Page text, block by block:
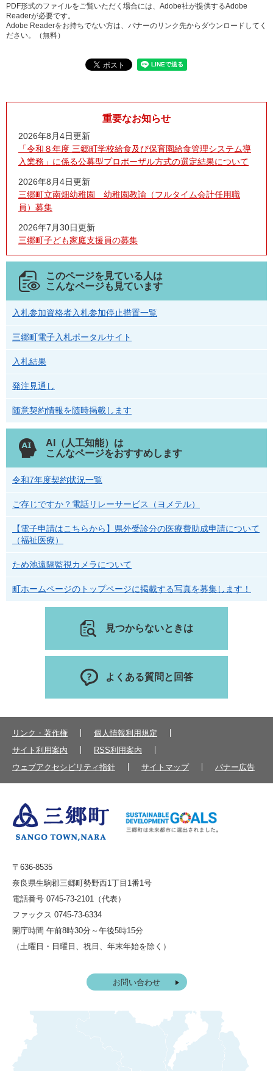
PDF形式のファイルをご覧いただく場合には、Adobe社が提供するAdobe
Readerが必要です。
Adobe Readerをお持ちでない方は、バナーのリンク先からダウンロードしてく
ださい。（無料）
重要なお知らせ
2026年8月4日更新
「令和８年度 三郷町学校給食及び保育園給食管理システム導
入業務」に係る公募型プロポーザル方式の選定結果について
2026年8月4日更新
三郷町立南畑幼稚園 幼稚園教諭（フルタイム会計任用職
員）募集
2026年7月30日更新
三郷町子ども家庭支援員の募集
このページを見ている人は
こんなページも見ています
入札参加資格者入札参加停止措置一覧
三郷町電子入札ポータルサイト
入札結果
発注見通し
随意契約情報を随時掲載します
AI（人工知能）は
こんなページをおすすめします
令和7年度契約状況一覧
ご存じですか？電話リレーサービス（ヨメテル）
【電子申請はこちらから】県外受診分の医療費助成申請について
（福祉医療）
ため池遠隔監視カメラについて
町ホームページのトップページに掲載する写真を募集します！
見つからないときは
よくある質問と回答
リンク・著作権
個人情報利用規定
サイト利用案内
RSS利用案内
ウェブアクセシビリティ指針
サイトマップ バナー広告
〒636-8535
奈良県生駒郡三郷町勢野西1丁目1番1号
電話番号 0745-73-2101（代表）
ファックス 0745-73-6334
開庁時間 午前8時30分～午後5時15分
（土曜日・日曜日、祝日、年末年始を除く）
お問い合わせ